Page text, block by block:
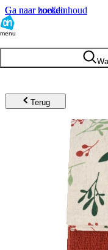
Ga naar hoofdinhoud
Ga naar zoeken
menu
Terug